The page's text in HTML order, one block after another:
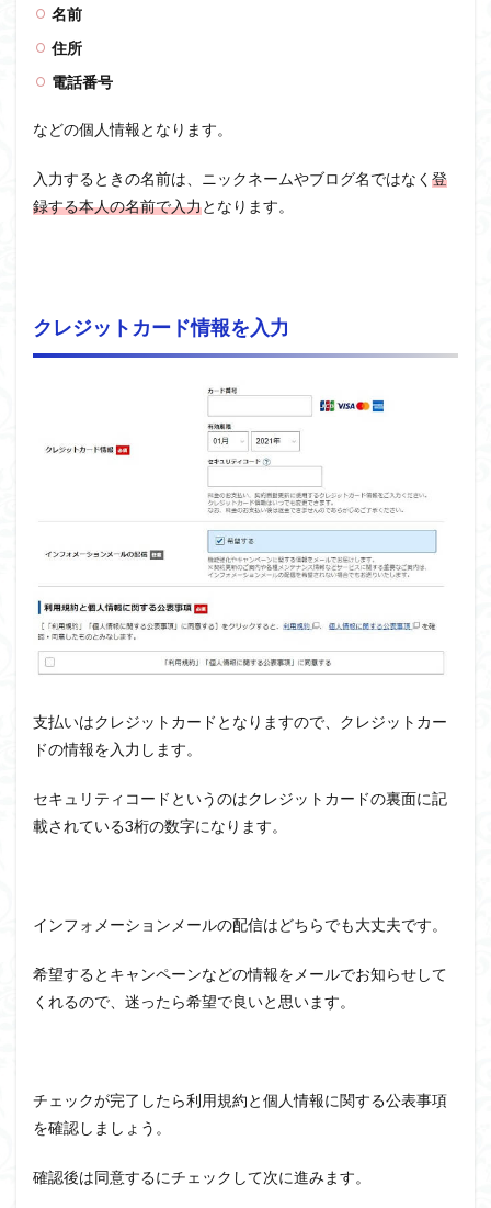
名前
住所
電話番号
などの個人情報となります。
入力するときの名前は、ニックネームやブログ名ではなく 登
録する本人の名前で入力となります。
クレジットカード情報を入力
支払いはクレジットカードとなりますので、クレジットカー
ドの情報を入力します。
セキュリティコードというのはクレジットカードの裏面に記
載されている3桁の数字になります。
インフォメーションメールの配信はどちらでも大丈夫です。
希望するとキャンペーンなどの情報をメールでお知らせして
くれるので、迷ったら希望で良いと思います。
チェックが完了したら利用規約と個人情報に関する公表事項
を確認しましょう。
確認後は同意するにチェックして次に進みます。